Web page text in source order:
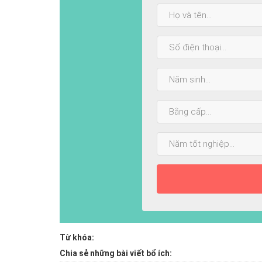
sinh:
cấp
nhất:
Từ khóa:
Chia sẻ những bài viết bổ ích: